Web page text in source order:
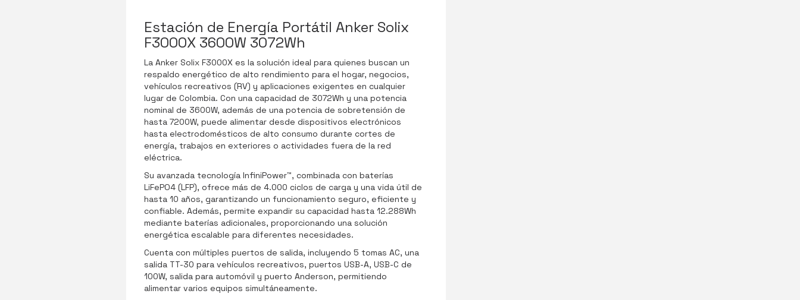
Estación de Energía Portátil Anker Solix
F3000X 3600W 3072Wh
La Anker Solix F3000X es la solución ideal para quienes buscan un
respaldo energético de alto rendimiento para el hogar, negocios,
vehículos recreativos (RV) y aplicaciones exigentes en cualquier
lugar de Colombia. Con una capacidad de 3072Wh y una potencia
nominal de 3600W, además de una potencia de sobretensión de
hasta 7200W, puede alimentar desde dispositivos electrónicos
hasta electrodomésticos de alto consumo durante cortes de
energía, trabajos en exteriores o actividades fuera de la red
eléctrica.
Su avanzada tecnología InfiniPower™, combinada con baterías
LiFePO4 (LFP), ofrece más de 4.000 ciclos de carga y una vida útil de
hasta 10 años, garantizando un funcionamiento seguro, eficiente y
confiable. Además, permite expandir su capacidad hasta 12.288Wh
mediante baterías adicionales, proporcionando una solución
energética escalable para diferentes necesidades.
Cuenta con múltiples puertos de salida, incluyendo 5 tomas AC, una
salida TT-30 para vehículos recreativos, puertos USB-A, USB-C de
100W, salida para automóvil y puerto Anderson, permitiendo
alimentar varios equipos simultáneamente.